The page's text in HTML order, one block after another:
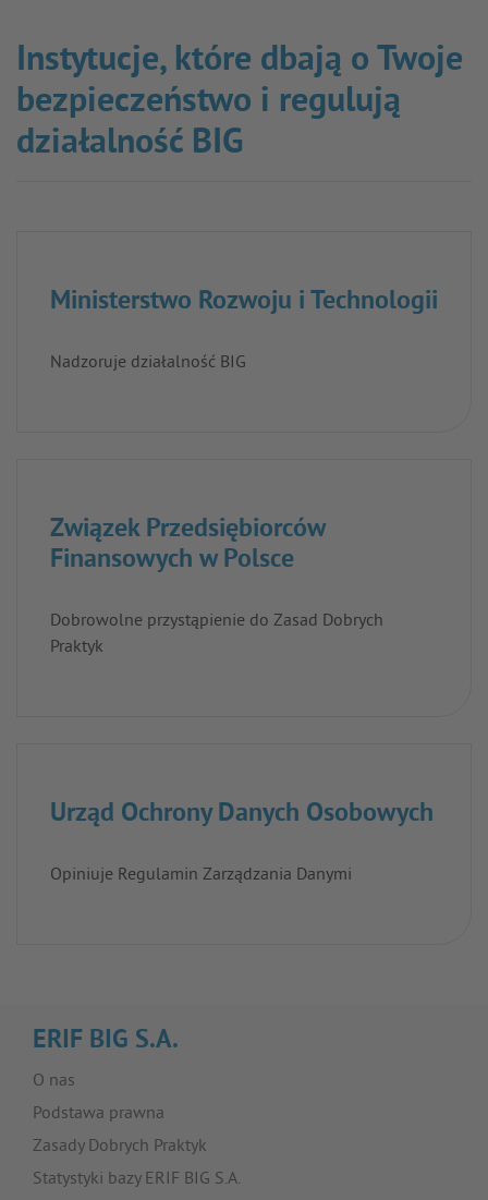
Instytucje, które dbają o Twoje
bezpieczeństwo i regulują
działalność BIG
Ministerstwo Rozwoju i Technologii
Nadzoruje działalność BIG
Związek Przedsiębiorców
Finansowych w Polsce
Dobrowolne przystąpienie do Zasad Dobrych
Praktyk
Urząd Ochrony Danych Osobowych
Opiniuje Regulamin Zarządzania Danymi
ERIF BIG S.A.
O nas
Podstawa prawna
Zasady Dobrych Praktyk
Statystyki bazy ERIF BIG S.A.